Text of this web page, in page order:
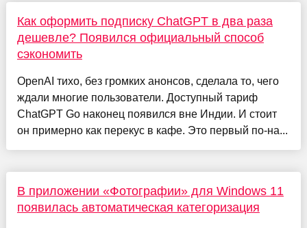
Как оформить подписку ChatGPT в два раза
дешевле? Появился официальный способ
сэкономить
OpenAI тихо, без громких анонсов, сделала то, чего
ждали многие пользователи. Доступный тариф
ChatGPT Go наконец появился вне Индии. И стоит
он примерно как перекус в кафе. Это первый по-на...
В приложении «Фотографии» для Windows 11
появилась автоматическая категоризация